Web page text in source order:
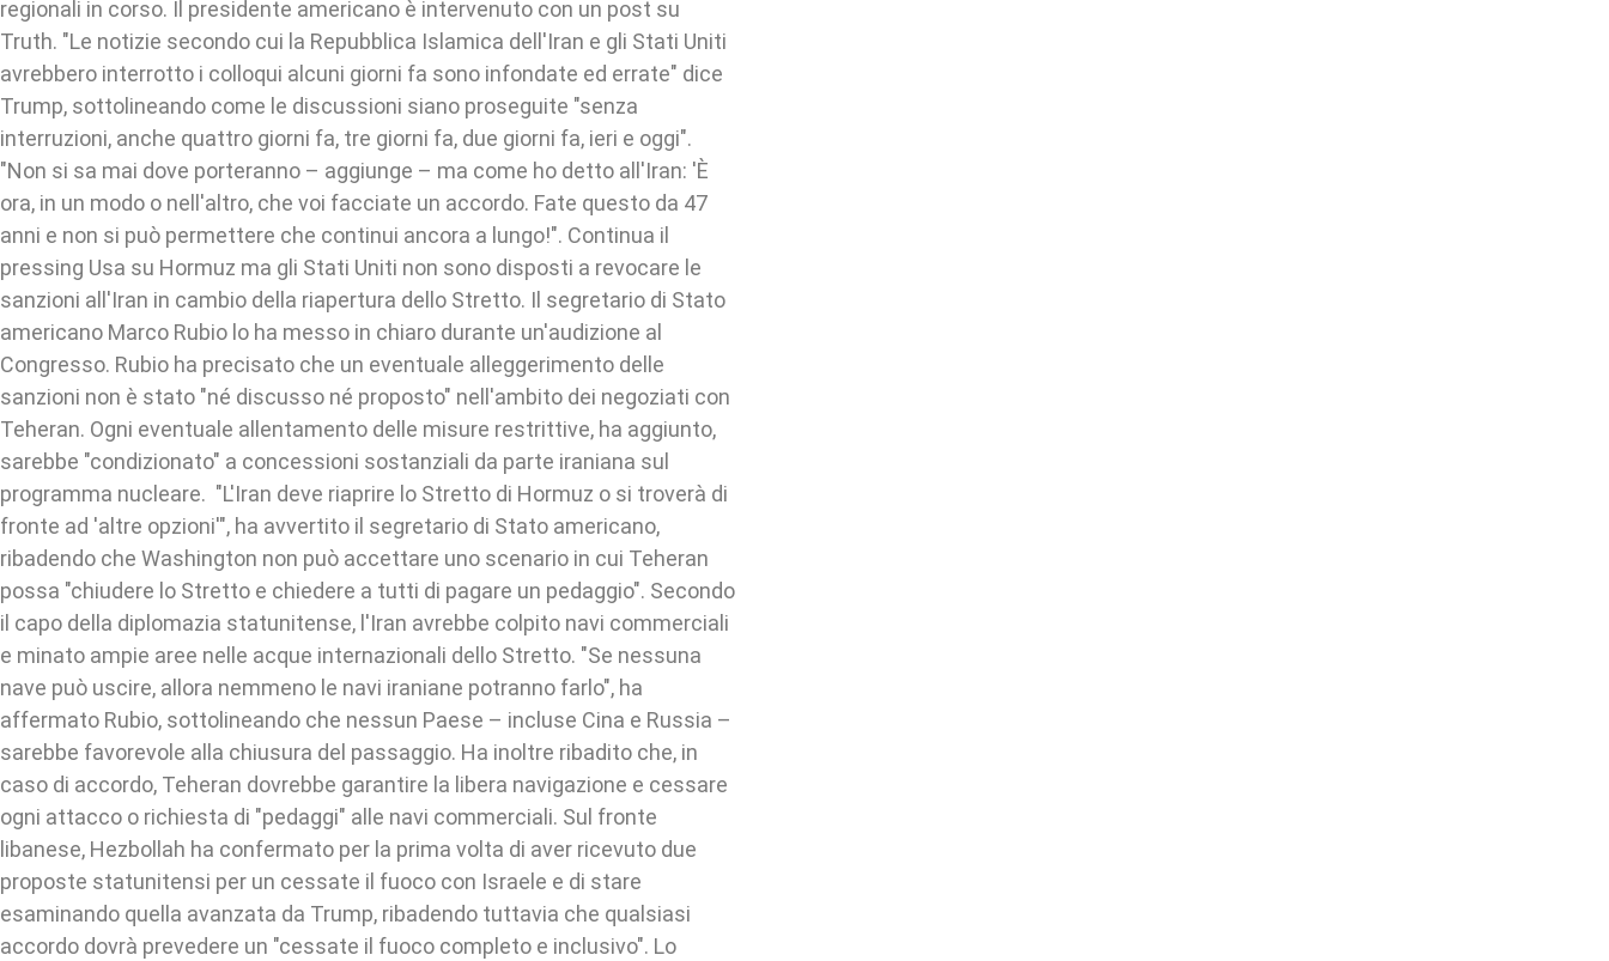
regionali in corso. Il presidente americano è intervenuto con un post su
Truth. "Le notizie secondo cui la Repubblica Islamica dell'Iran e gli Stati Uniti
avrebbero interrotto i colloqui alcuni giorni fa sono infondate ed errate" dice
Trump, sottolineando come le discussioni siano proseguite "senza
interruzioni, anche quattro giorni fa, tre giorni fa, due giorni fa, ieri e oggi".
"Non si sa mai dove porteranno – aggiunge – ma come ho detto all'Iran: 'È
ora, in un modo o nell'altro, che voi facciate un accordo. Fate questo da 47
anni e non si può permettere che continui ancora a lungo!". Continua il
pressing Usa su Hormuz ma gli Stati Uniti non sono disposti a revocare le
sanzioni all'Iran in cambio della riapertura dello Stretto. Il segretario di Stato
americano Marco Rubio lo ha messo in chiaro durante un'audizione al
Congresso. Rubio ha precisato che un eventuale alleggerimento delle
sanzioni non è stato "né discusso né proposto" nell'ambito dei negoziati con
Teheran. Ogni eventuale allentamento delle misure restrittive, ha aggiunto,
sarebbe "condizionato" a concessioni sostanziali da parte iraniana sul
programma nucleare. "L'Iran deve riaprire lo Stretto di Hormuz o si troverà di
fronte ad 'altre opzioni'", ha avvertito il segretario di Stato americano,
ribadendo che Washington non può accettare uno scenario in cui Teheran
possa "chiudere lo Stretto e chiedere a tutti di pagare un pedaggio". Secondo
il capo della diplomazia statunitense, l'Iran avrebbe colpito navi commerciali
e minato ampie aree nelle acque internazionali dello Stretto. "Se nessuna
nave può uscire, allora nemmeno le navi iraniane potranno farlo", ha
affermato Rubio, sottolineando che nessun Paese – incluse Cina e Russia –
sarebbe favorevole alla chiusura del passaggio. Ha inoltre ribadito che, in
caso di accordo, Teheran dovrebbe garantire la libera navigazione e cessare
ogni attacco o richiesta di "pedaggi" alle navi commerciali. Sul fronte
libanese, Hezbollah ha confermato per la prima volta di aver ricevuto due
proposte statunitensi per un cessate il fuoco con Israele e di stare
esaminando quella avanzata da Trump, ribadendo tuttavia che qualsiasi
accordo dovrà prevedere un "cessate il fuoco completo e inclusivo". Lo